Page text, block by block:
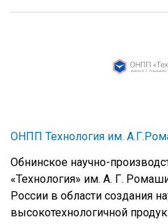
ОНПП Технология им.
Обнинское научно-
«Технология» им. А. Г.
России в области создания
высокотехнологичной